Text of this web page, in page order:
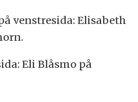
venstresida: Elisabeth
Eli Blåsmo på